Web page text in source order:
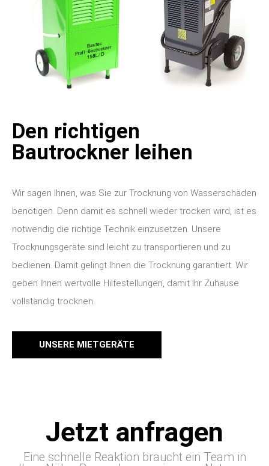
Den richtigen
Bautrockner leihen
Wir sagen Ihnen, was Sie zur Trocknung von Wasserschäden
benötigen. Denn damit es schnell wieder trocken wird, ist es
notwendig die richtige Technik einzusetzen. Unsere
Trocknungsgeräte sind leicht zu transportieren und zu
bedienen. Damit gelingt Ihnen die Trocknung garantiert. Wir
geben Ihnen wertvolle Hilfestellungen, damit Ihr Zuhause
vollständig trocknen.
UNSERE MIETGERÄTE
Jetzt anfragen
Eine schnelle Reaktion braucht ein Team in